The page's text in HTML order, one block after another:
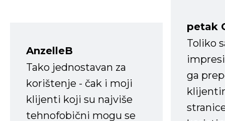
AnzelleB
Tako jednostavan za
korištenje - čak i moji
klijenti koji su najviše
tehnofobični mogu se
petak
Toliko
ga